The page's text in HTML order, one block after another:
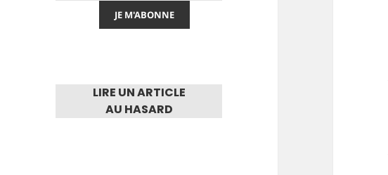
LIRE UN ARTICLE
AU HASARD